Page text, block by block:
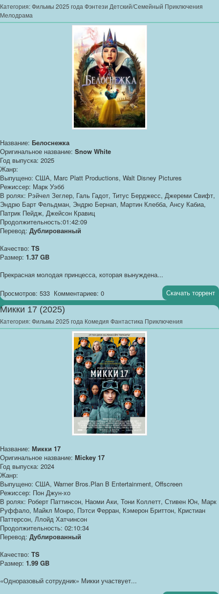
Категория:Фильмы 2025 года Фэнтези Детский/Семейный Приключения
Мелодрама
Название: Белоснежка
Оригинальное название: Snow White
Год выпуска: 2025
Жанр:
Выпущено: США, Marc Platt Productions, Walt Disney Pictures
Режиссер: Марк Уэбб
В ролях: Рэйчел Зеглер, Галь Гадот, Титус Берджесс, Джереми Свифт,
Эндрю Барт Фельдман, Эндрю Бернап, Мартин Клебба, Ансу Кабиа,
Патрик Пейдж, Джейсон Кравиц
Продолжительность:01:42:09
Перевод: Дублированный
Качество: TS
Размер: 1.37 GB
Прекрасная молодая принцесса, которая вынуждена...
Просмотров: 533 Комментариев: 0 Скачать торрент
Микки 17 (2025)
Категория:Фильмы 2025 года Комедия Фантастика Приключения
Название: Микки 17
Оригинальное название: Mickey 17
Год выпуска: 2024
Жанр:
Выпущено: США, Warner Bros.Plan B Entertainment, Offscreen
Режиссер: Пон Джун-хо
В ролях: Роберт Паттинсон, Наоми Аки, Тони Коллетт, Стивен Юн, Марк
Руффало, Майкл Монро, Пэтси Ферран, Кэмерон Бриттон, Кристиан
Паттерсон, Ллойд Хатчинсон
Продолжительность: 02:10:34
Перевод: Дублированный
Качество: TS
Размер: 1.99 GB
«Одноразовый сотрудник» Микки участвует...